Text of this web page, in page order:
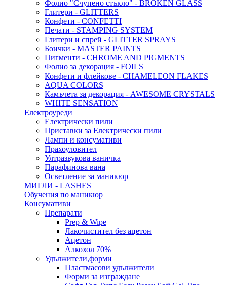
Фолио "Счупено стъкло" - BROKEN GLASS
Глитери - GLITTERS
Конфети - CONFETTI
Печати - STAMPING SYSTEM
Глитери и спрей - GLITTER SPRAYS
Боички - MASTER PAINTS
Пигменти - CHROME AND PIGMENTS
Фолио за декорация - FOILS
Конфети и флейкове - CHAMELEON FLAKES
AQUA COLORS
Камъчета за декорация - AWESOME CRYSTALS
WHITE SENSATION
Електроуреди
Електрически пили
Приставки за Електрически пили
Лампи и консумативи
Прахоуловител
Ултразвукова ваничка
Парафинова вана
Осветление за маникюр
МИГЛИ - LASHES
Обучения по маникюр
Консумативи
Препарати
Prep & Wipe
Лакочистител без ацетон
Ацетон
Алкохол 70%
Удължители,форми
Пластмасови удължители
Форми за изграждане